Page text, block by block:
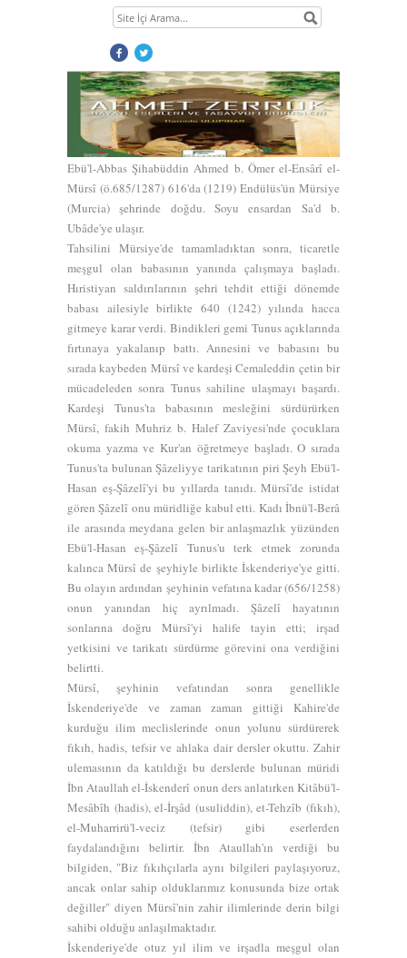
Ebü'l-Abbas Şihabüddin Ahmed b. Ömer el-Ensârî el-
Mürsî (ö.685/1287) 616'da (1219) Endülüs'ün Mürsiye
(Murcia) şehrinde doğdu. Soyu ensardan Sa'd b.
Ubâde'ye ulaşır.
Tahsilini Mürsiye'de tamamladıktan sonra, ticaretle
meşgul olan babasının yanında çalışmaya başladı.
Hıristiyan saldırılarının şehri tehdit ettiği dönemde
babası ailesiyle birlikte 640 (1242) yılında hacca
gitmeye karar verdi. Bindikleri gemi Tunus açıklarında
fırtınaya yakalanıp battı. Annesini ve babasını bu
sırada kaybeden Mürsî ve kardeşi Cemaleddin çetin bir
mücadeleden sonra Tunus sahiline ulaşmayı başardı.
Kardeşi Tunus'ta babasının mesleğini sürdürürken
Mürsî, fakih Muhriz b. Halef Zaviyesi'nde çocuklara
okuma yazma ve Kur'an öğretmeye başladı. O sırada
Tunus'ta bulunan Şâzeliyye tarikatının piri Şeyh Ebü'l-
Hasan eş-Şâzelî'yi bu yıllarda tanıdı. Mürsî'de istidat
gören Şâzelî onu müridliğe kabul etti. Kadı İbnü'l-Berâ
ile arasında meydana gelen bir anlaşmazlık yüzünden
Ebü'l-Hasan eş-Şâzelî Tunus'u terk etmek zorunda
kalınca Mürsî de şeyhiyle birlikte İskenderiye'ye gitti.
Bu olayın ardından şeyhinin vefatına kadar (656/1258)
onun yanından hiç ayrılmadı. Şâzelî hayatının
sonlarına doğru Mürsî'yi halife tayin etti; irşad
yetkisini ve tarikatı sürdürme görevini ona verdiğini
belirtti.
Mürsî, şeyhinin vefatından sonra genellikle
İskenderiye'de ve zaman zaman gittiği Kahire'de
kurduğu ilim meclislerinde onun yolunu sürdürerek
fıkıh, hadis, tefsir ve ahlaka dair dersler okuttu. Zahir
ulemasının da katıldığı bu derslerde bulunan müridi
İbn Ataullah el-İskenderî onun ders anlatırken Kitâbü'l-
Mesâbîh (hadis),el-İrşâd (usuliddin),et-Tehzîb (fıkıh),
el-Muharrirü'l-veciz (tefsir) gibi eserlerden
faydalandığını belirtir. İbn Ataullah'ın verdiği bu
bilgiden, "Biz fıkıhçılarla aynı bilgileri paylaşıyoruz,
ancak onlar sahip olduklarımız konusunda bize ortak
değiller" diyen Mürsî'nin zahir ilimlerinde derin bilgi
sahibi olduğu anlaşılmaktadır.
İskenderiye'de otuz yıl ilim ve irşadla meşgul olan